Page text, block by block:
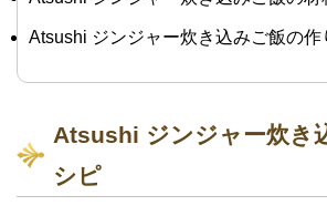
Atsushi ジンジャー炊き込みご飯の作
Atsushi ジンジャー炊き
シピ